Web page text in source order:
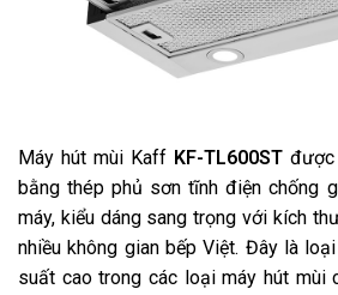
Máy hút mùi Kaff KF-TL600STđược
bằng thép phủ sơn tĩnh điện chống
máy, kiểu dáng sang trọng với kích
nhiều không gian bếp Việt. Đây là
suất cao trong các loại máy hút mùi